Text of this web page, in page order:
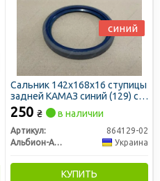
Сальник 142х168х16 ступицы
задней КАМАЗ синий (129) с
пружиной (пр-во Украина)
250 ₴ в наличии
Артикул:
864129-02
Альбион-Авто
Украина
КУПИТЬ
синий